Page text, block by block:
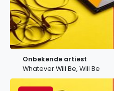
Onbekende artiest
Whatever Will Be, Will Be